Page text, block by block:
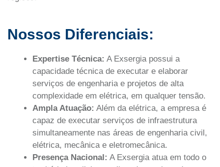
Nossos Diferenciais:
Expertise Técnica: A Exsergia possui a
capacidade técnica de executar e elaborar
serviços de engenharia e projetos de alta
complexidade em elétrica, em qualquer tensão.
Ampla Atuação: Além da elétrica, a empresa é
capaz de executar serviços de infraestrutura
simultaneamente nas áreas de engenharia civil,
elétrica, mecânica e eletromecânica.
Presença Nacional: A Exsergia atua em todo o